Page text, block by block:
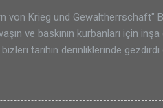
von Krieg und Gewaltherrschaft"
ve baskının kurbanları için
bizleri tarihin derinliklerinde